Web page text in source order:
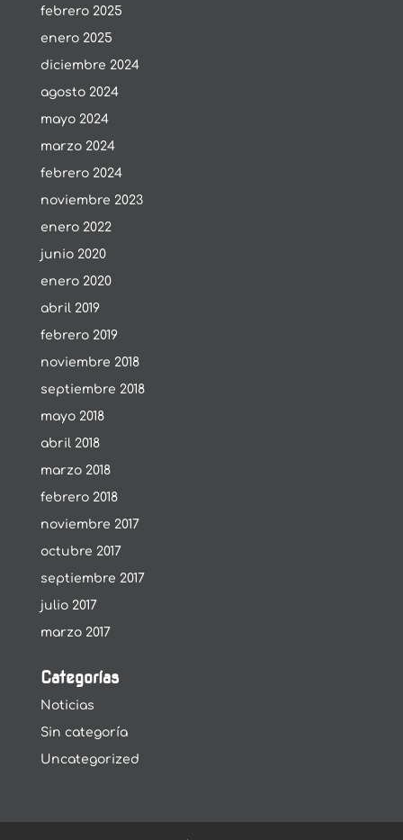
febrero 2025
enero 2025
diciembre 2024
agosto 2024
mayo 2024
marzo 2024
febrero 2024
noviembre 2023
enero 2022
junio 2020
enero 2020
abril 2019
febrero 2019
noviembre 2018
septiembre 2018
mayo 2018
abril 2018
marzo 2018
febrero 2018
noviembre 2017
octubre 2017
septiembre 2017
julio 2017
marzo 2017
Categorías
Noticias
Sin categoría
Uncategorized